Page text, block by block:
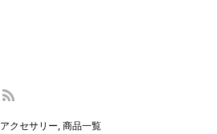
アクセサリー,商品一覧